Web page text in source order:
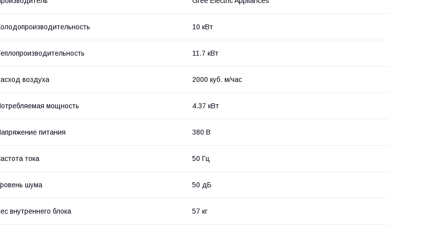
10 кВт
11.7 кВт
воздуха 2000 куб. м/час
мощность 4.37 кВт
питания 380 В
тока 50 Гц
шума 50 дБ
внутреннего блока 57 кг